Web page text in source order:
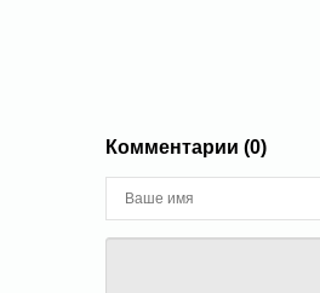
Комментарии (0)